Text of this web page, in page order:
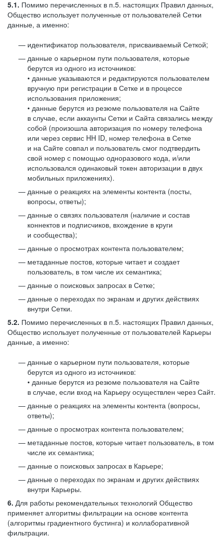
5.1. Помимо перечисленных в п.5. настоящих Правил данных,
Общество использует полученные от пользователей Сетки
данные, а именно:
идентификатор пользователя, присваиваемый Сеткой;
данные о карьерном пути пользователя, которые
берутся из одного из источников:
• данные указываются и редактируются пользователем
вручную при регистрации в Сетке и в процессе
использования приложения;
• данные берутся из резюме пользователя на Сайте
в случае, если аккаунты Сетки и Сайта связались между
собой (произошла авторизация по номеру телефона
или через сервис HH ID, номер телефона в Сетке
и на Сайте совпал и пользователь смог подтвердить
свой номер с помощью одноразового кода, и/или
использовался одинаковый токен авторизации в двух
мобильных приложениях).
данные о реакциях на элементы контента (посты,
вопросы, ответы);
данные о связях пользователя (наличие и состав
коннектов и подписчиков, вхождение в круги
и сообщества);
данные о просмотрах контента пользователем;
метаданные постов, которые читает и создает
пользователь, в том числе их семантика;
данные о поисковых запросах в Сетке;
данные о переходах по экранам и других действиях
внутри Сетки.
5.2. Помимо перечисленных в п.5. настоящих Правил данных,
Общество использует полученные от пользователей Карьеры
данные, а именно:
данные о карьерном пути пользователя, которые
берутся из одного из источников:
• данные берутся из резюме пользователя на Сайте
в случае, если вход на Карьеру осуществлен через Сайт.
данные о реакциях на элементы контента (вопросы,
ответы);
данные о просмотрах контента пользователем;
метаданные постов, которые читает пользователь, в том
числе их семантика;
данные о поисковых запросах в Карьере;
данные о переходах по экранам и других действиях
внутри Карьеры.
6. Для работы рекомендательных технологий Общество
применяет алгоритмы фильтрации на основе контента
(алгоритмы градиентного бустинга) и коллаборативной
фильтрации.